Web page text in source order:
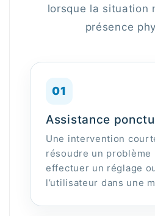
lorsque la situation
présence
01
Assistance
Une intervention
résoudre un problème
effectuer un réglage
l’utilisateur dans une